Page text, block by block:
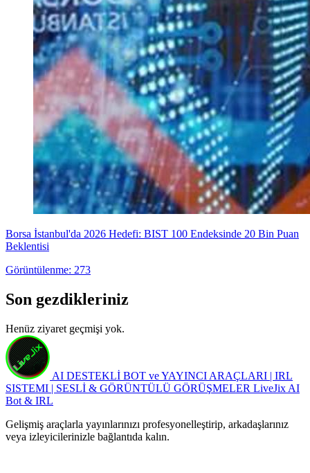
Borsa İstanbul'da 2026 Hedefi: BIST 100 Endeksinde 20 Bin Puan
Beklentisi
Görüntülenme: 273
Son gezdikleriniz
Henüz ziyaret geçmişi yok.
AI DESTEKLİ BOT ve YAYINCI ARAÇLARI | IRL
SISTEMI | SESLİ & GÖRÜNTÜLÜ GÖRÜŞMELER LiveJix AI
Bot & IRL
Gelişmiş araçlarla yayınlarınızı profesyonelleştirip, arkadaşlarınız
veya izleyicilerinizle bağlantıda kalın.